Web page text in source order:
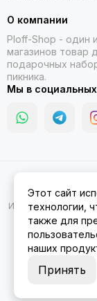
О компании
Ploff-Shop - один
магазинов товар
подарочных
пикника.
Мы в
Информация на
Этот сайт
технологии,
также для
наших
Принять